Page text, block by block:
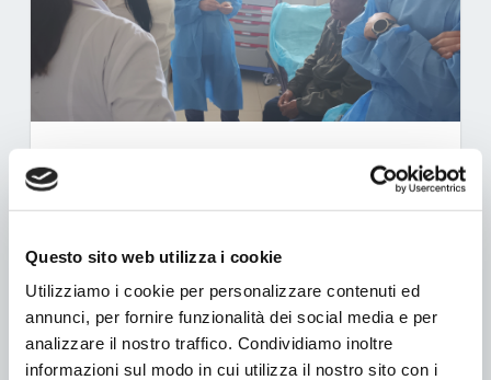
Questo sito web utilizza i cookie
Utilizziamo i cookie per personalizzare contenuti ed
annunci, per fornire funzionalità dei social media e per
analizzare il nostro traffico. Condividiamo inoltre
informazioni sul modo in cui utilizza il nostro sito con i
PROGETTO MONGOLIA 2026
Cercasi operatori sanitari disponibili a recarsi
volontariamente dall'1 al 23 settembre 2026
del Gov/Altai che, in ragione delle enormi
distanze e del tipo di assistenza, non hanno
accesso alle strutture sanitarie locali.